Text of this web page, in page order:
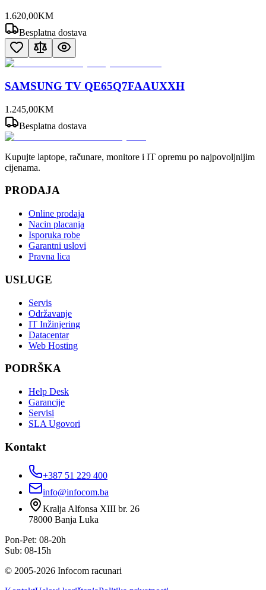
1.620,00KM
Besplatna dostava
SAMSUNG TV QE65Q7FAAUXXH
1.245,00KM
Besplatna dostava
Kupujte laptope, računare, monitore i IT opremu po najpovoljnijim
cijenama.
PRODAJA
Online prodaja
Nacin placanja
Isporuka robe
Garantni uslovi
Pravna lica
USLUGE
Servis
Održavanje
IT Inžinjering
Datacentar
Web Hosting
PODRŠKA
Help Desk
Garancije
Servisi
SLA Ugovori
Kontakt
+387 51 229 400
info@infocom.ba
Kralja Alfonsa XIII br. 26
78000 Banja Luka
Pon-Pet: 08-20h
Sub: 08-15h
© 2005-2026 Infocom racunari